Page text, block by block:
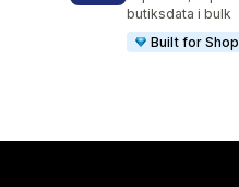
butiksdata i bulk
Built for